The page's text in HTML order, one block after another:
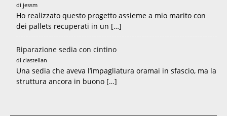
di jessm
Ho realizzato questo progetto assieme a mio marito con
dei pallets recuperati in un […]
Riparazione sedia con cintino
di ciastellan
Una sedia che aveva l’impagliatura oramai in sfascio, ma la
struttura ancora in buono […]